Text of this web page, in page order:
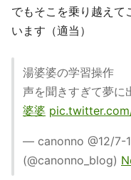
でもそこを乗り越えて
います（適当）
湯婆婆の学習操作
声を聞きすぎて夢に
婆婆
— canonno @12/7-
(@canonno_blog)